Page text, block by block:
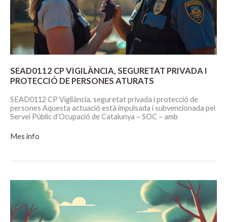
SEAD0112 CP VIGILÀNCIA, SEGURETAT PRIVADA I
PROTECCIÓ DE PERSONES ATURATS
SEAD0112 CP Vigilància, seguretat privada i protecció de
persones Aquesta actuació està impulsada i subvencionada pel
Servei Públic d’Ocupació de Catalunya – SOC – amb
SEAD0112
SEGURETAT
I
PROTECCIÓ
PERSONES
ATURATS
Mes info